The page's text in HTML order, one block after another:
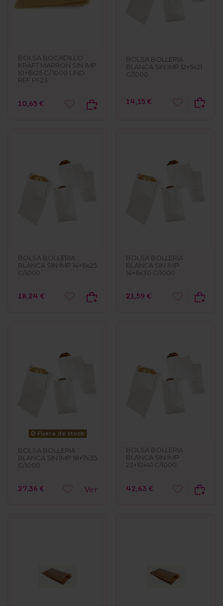
BOLSA BOCADILLO
KRAFT MARRON SIN IMP
10+6x25 C/ 1000 UND
REF PF23
10,65 €
BOLSA BOLLERIA
BLANCA SIN IMP 12+5x21
C/1000
14,15 €
BOLSA BOLLERIA
BLANCA SIN IMP 14+6x25
C/1000
18,24 €
BOLSA BOLLERIA
BLANCA SIN IMP
14+6x30 C/1000
21,59 €
Fuera de stock
BOLSA BOLLERIA
BLANCA SIN IMP 18+7x35
C/1000
27,36 € Ver
BOLSA BOLLERIA
BLANCA SIN IMP
23+10x41 C/1000
42,63 €